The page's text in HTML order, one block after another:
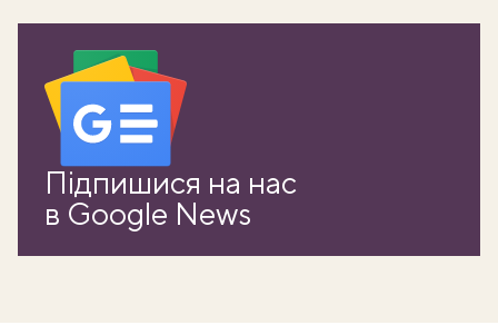
Підпишися на нас
в Google News